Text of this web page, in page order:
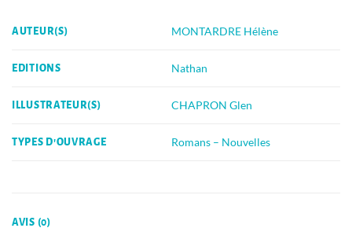
AUTEUR(S) MONTARDRE Hélène
EDITIONS Nathan
ILLUSTRATEUR(S) CHAPRON Glen
TYPES D'OUVRAGE Romans – Nouvelles
AVIS (0)